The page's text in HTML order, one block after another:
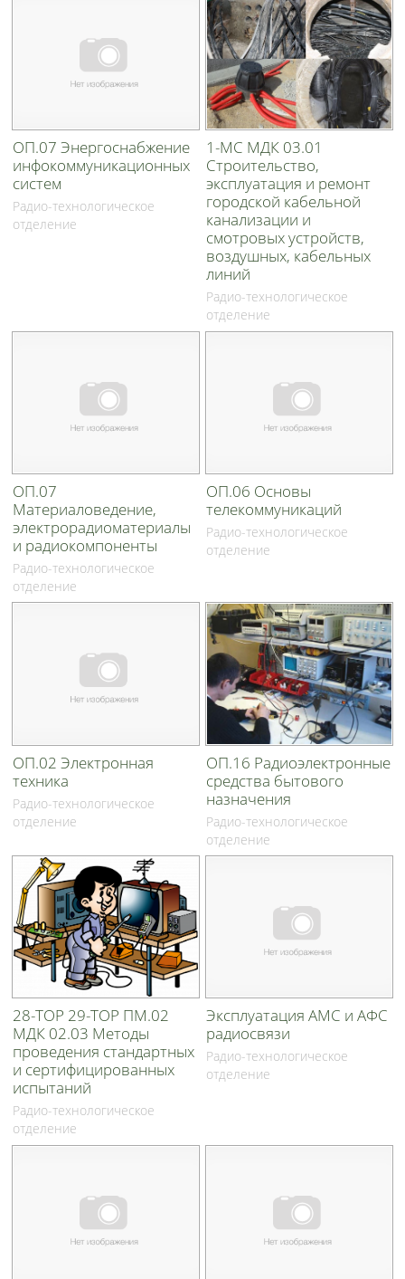
ОП.07 Энергоснабжение
инфокоммуникационных
систем
Радио-технологическое
отделение
1-МС МДК 03.01
Строительство,
эксплуатация и ремонт
городской кабельной
канализации и
смотровых устройств,
воздушных, кабельных
линий
Радио-технологическое
отделение
ОП.07
Материаловедение,
электрорадиоматериалы
и радиокомпоненты
Радио-технологическое
отделение
ОП.06 Основы
телекоммуникаций
Радио-технологическое
отделение
ОП.02 Электронная
техника
Радио-технологическое
отделение
ОП.16 Радиоэлектронные
средства бытового
назначения
Радио-технологическое
отделение
28-ТОР 29-ТОР ПМ.02
МДК 02.03 Методы
проведения стандартных
и сертифицированных
испытаний
Радио-технологическое
отделение
Эксплуатация АМС и АФС
радиосвязи
Радио-технологическое
отделение